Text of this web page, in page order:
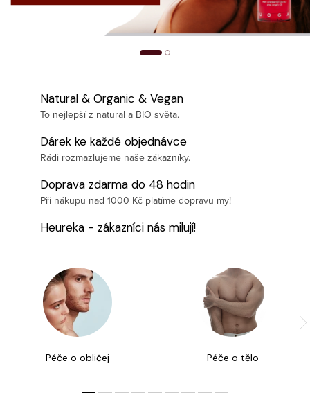
Natural & Organic & Vegan
To nejlepší z natural a BIO světa.
Dárek ke každé objednávce
Rádi rozmazlujeme naše zákazníky.
Doprava zdarma do 48 hodin
Při nákupu nad 1000 Kč platíme dopravu my!
Heureka - zákazníci nás milují!
Péče o obličej Péče o tělo